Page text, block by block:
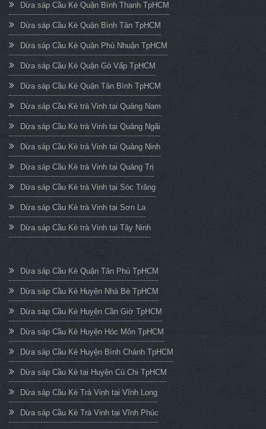
Dừa sáp Cầu Kè Quận Bình Thạnh TpHCM
Dừa sáp Cầu Kè Quận Bình Tân TpHCM
Dừa sáp Cầu Kè Quận Phú Nhuận TpHCM
Dừa sáp Cầu Kè Quận Gò Vấp TpHCM
Dừa sáp Cầu Kè Quận Tân Bình TpHCM
Dừa sáp Cầu Kè trà Vinh tại Quảng Nam
Dừa sáp Cầu Kè trà Vinh tại Quảng Ngãi
Dừa sáp Cầu Kè trà Vinh tại Quảng Ninh
Dừa sáp Cầu Kè trà Vinh tại Quảng Trị
Dừa sáp Cầu Kè trà Vinh tại Sóc Trăng
Dừa sáp Cầu Kè trà Vinh tại Sơn La
Dừa sáp Cầu Kè trà Vinh tại Tây Ninh
Dừa sáp Cầu Kè Quận Tân Phú TpHCM
Dừa sáp Cầu Kè Huyện Nhà Bè TpHCM
Dừa sáp Cầu Kè Huyện Cần Giờ TpHCM
Dừa sáp Cầu Kè Huyện Hóc Môn TpHCM
Dừa sáp Cầu Kè Huyện Bình Chánh TpHCM
Dừa sáp Cầu Kè tại Huyện Củ Chi TpHCM
Dừa sáp Cầu Kè Trà Vinh tại Vĩnh Long
Dừa sáp Cầu Kè Trà Vinh tại Vĩnh Phúc